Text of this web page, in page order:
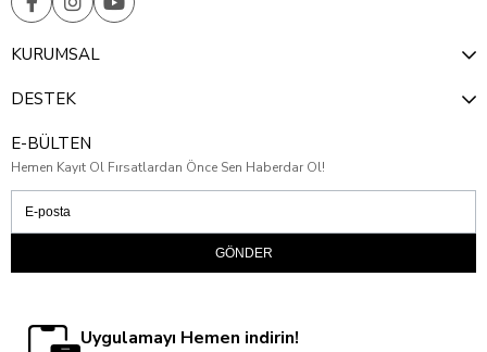
KURUMSAL
DESTEK
E-BÜLTEN
Hemen Kayıt Ol Fırsatlardan Önce Sen Haberdar Ol!
GÖNDER
Uygulamayı Hemen indirin!